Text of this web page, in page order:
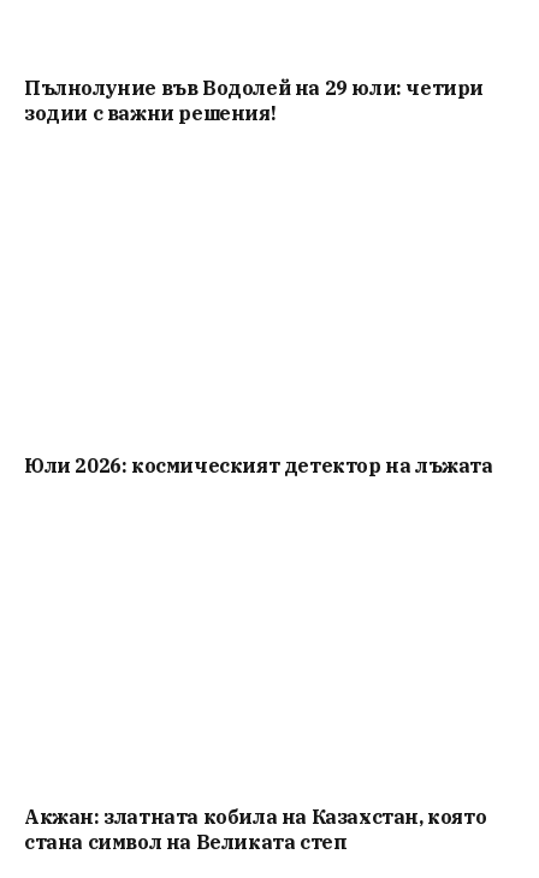
Пълнолуние във Водолей на 29 юли: четири
зодии с важни решения!
Юли 2026: космическият детектор на лъжата
Акжан: златната кобила на Казахстан, която
стана символ на Великата степ